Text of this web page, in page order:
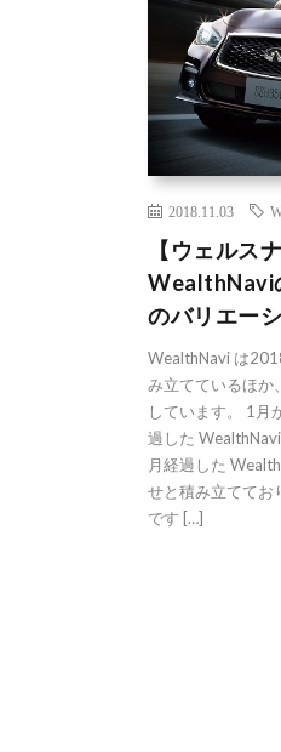
2018.11.03
【ウェルス
WealthNavi
のバリエー
WealthNavi は
み立てているほか
しています。 1月
過した
月経過した
せと積み立ててお
です […]